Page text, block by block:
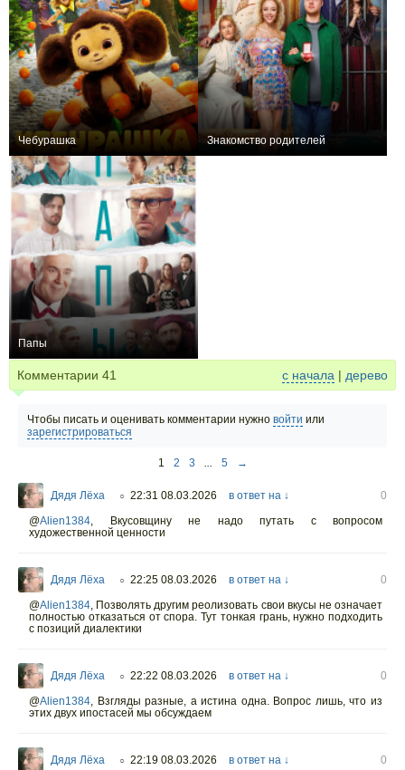
Чебурашка Знакомство родителей
Папы
Комментарии 41 с начала | дерево
Чтобы писать и оценивать комментарии нужно войти или
зарегистрироваться
1 2 3 ... 5 →
Дядя Лёха ○ 22:31 08.03.2026 в ответ на ↓
0
@Alien1384, Вкусовщину не надо путать с вопросом
художественной ценности
Дядя Лёха ○ 22:25 08.03.2026 в ответ на ↓
0
@Alien1384, Позволять другим реолизовать свои вкусы не означает
полностью отказаться от спора. Тут тонкая грань, нужно подходить
с позиций диалектики
Дядя Лёха ○ 22:22 08.03.2026 в ответ на ↓
0
@Alien1384, Взгляды разные, а истина одна. Вопрос лишь, что из
этих двух ипостасей мы обсуждаем
Дядя Лёха ○ 22:19 08.03.2026 в ответ на ↓ 0